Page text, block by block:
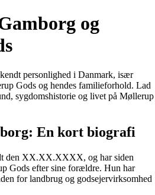
og
personlighed i Danmark, især
Gods og hendes familieforhold. Lad
sygdomshistorie og livet på Møllerup
En kort biografi
den XX.XX.XXXX, og har siden
Gods efter sine forældre. Hun har
for landbrug og godsejervirksomhed